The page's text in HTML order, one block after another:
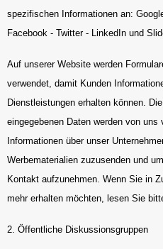
spezifischen Informationen an:
Facebook - Twitter - LinkedIn und
Auf unserer Website werden
verwendet, damit Kunden
Dienstleistungen erhalten können.
eingegebenen Daten werden von
Informationen über unser
Werbematerialien zuzusenden und
Kontakt aufzunehmen. Wenn Sie in
mehr erhalten möchten, lesen Sie
2. Öffentliche Diskussionsgruppen